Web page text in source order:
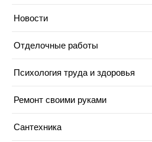
Новости
Отделочные работы
Психология труда и здоровья
Ремонт своими руками
Сантехника